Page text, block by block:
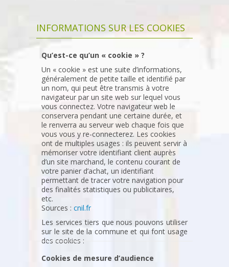
INFORMATIONS SUR LES COOKIES
Qu’est-ce qu’un « cookie » ?
Un « cookie » est une suite d’informations,
généralement de petite taille et identifié par
un nom, qui peut être transmis à votre
navigateur par un site web sur lequel vous
vous connectez. Votre navigateur web le
conservera pendant une certaine durée, et
le renverra au serveur web chaque fois que
vous vous y re-connecterez. Les cookies
ont de multiples usages : ils peuvent servir à
mémoriser votre identifiant client auprès
d’un site marchand, le contenu courant de
votre panier d’achat, un identifiant
permettant de tracer votre navigation pour
des finalités statistiques ou publicitaires,
etc.
Sources : cnil.fr
Les services tiers que nous pouvons utiliser
sur le site de la commune et qui font usage
des cookies :
Cookies de mesure d’audience